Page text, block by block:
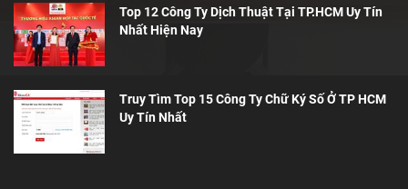
Top 12 Công Ty Dịch Thuật Tại TP.HCM Uy Tín
Nhất Hiện Nay
Truy Tìm Top 15 Công Ty Chữ Ký Số Ở TP HCM
Uy Tín Nhất